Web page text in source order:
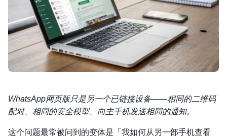
WhatsApp网页版只是另一个已链接设备——相同的二维码
配对、相同的安全模型、向主手机发送相同的通知。
这个问题最常被问到的变体是「我如何从另一部手机查看